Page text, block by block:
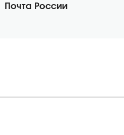
Почта России